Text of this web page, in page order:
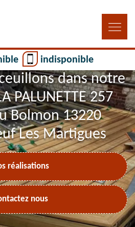
indisponible
dans notre
PALUNETTE 257
Bolmon 13220
Les Martigues
réalisations
nous